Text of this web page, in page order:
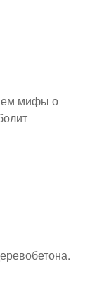
мифы о